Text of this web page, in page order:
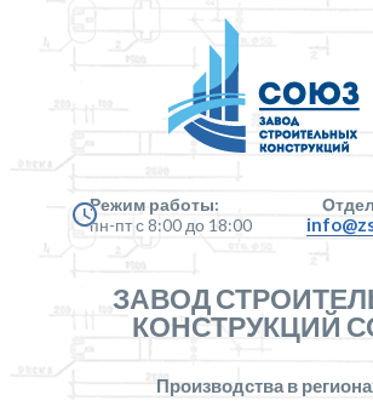
Режим работы:
пн-пт с 8:00 до 18:00
ЗАВОД
КОНСТРУКЦИЙ
Производства в